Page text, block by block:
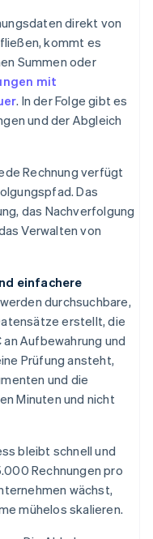
direkt von
kommt es
Summen oder
mit
. In der Folge gibt es
und der Abgleich
Rechnung verfügt
Das
das Nachverfolgung
Verwalten von
einfachere
durchsuchbare,
erstellt, die
Aufbewahrung und
Prüfung ansteht,
und die
Minuten und nicht
bleibt schnell und
Rechnungen pro
wächst,
mühelos skalieren.